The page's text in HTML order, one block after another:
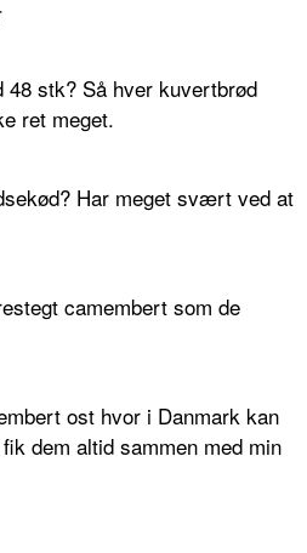
48 stk? Så hver kuvertbrød
ret meget.
Har meget svært ved at
camembert som de
ost hvor i Danmark kan
dem altid sammen med min